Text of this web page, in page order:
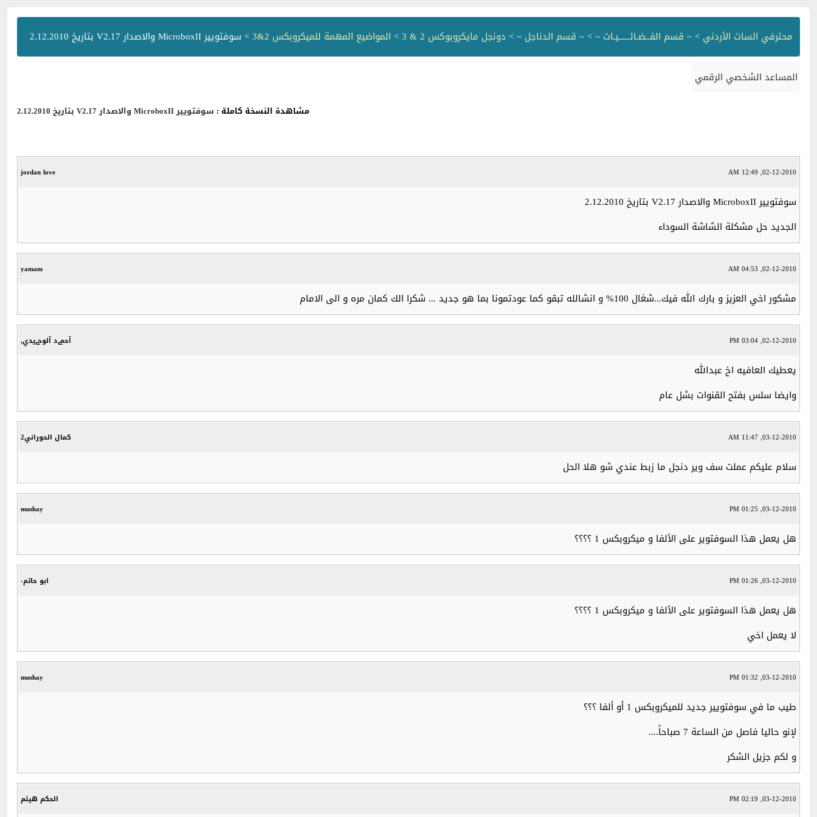
محترفي السات الأردني >~ قسم الفــضـائــــــيـات ~>~ قسم الدناجل ~> دونجل مايكروبوكس 2 & 3 > المواضيع المهمة للميكروبكس 2&3 > سوفتويير MicroboxII والاصدار V2.17 بتاريخ 2.12.2010
المساعد الشخصي الرقمي
مشاهدة النسخة كاملة : سوفتويير MicroboxII والاصدار V2.17 بتاريخ 2.12.2010
jordan love 02-12-2010, 12:49 AM
سوفتويير MicroboxII والاصدار V2.17 بتاريخ 2.12.2010
الجديد حل مشكلة الشاشة السوداء
yamam 02-12-2010, 04:53 AM
مشكور اخي العزيز و بارك الله فيك...شغال 100% و انشالله تبقو كما عودتمونا بما هو جديد ... شكرا الك كمان مره و الى الامام
آحمےد آلوحےيدي, 02-12-2010, 03:04 PM
يعطيك العافيه اخ عبدالله
وايضا سلس بفتح القنوات بشل عام
كمال الحوراني2 03-12-2010, 11:47 AM
سلام عليكم عملت سف وير دنجل ما زبط عندي شو هلا الحل
mushay 03-12-2010, 01:25 PM
هل يعمل هذا السوفتوير على الألفا و ميكروبكس 1 ؟؟؟؟
ابو حاتم- 03-12-2010, 01:26 PM
هل يعمل هذا السوفتوير على الألفا و ميكروبكس 1 ؟؟؟؟
لا يعمل اخي
mushay 03-12-2010, 01:32 PM
طيب ما في سوفتويير جديد للميكروبكس 1 أو ألفا ؟؟؟
لإنو حاليا فاصل من الساعة 7 صباحاً....
و لكم جزيل الشكر
الحكم هيثم 03-12-2010, 02:19 PM